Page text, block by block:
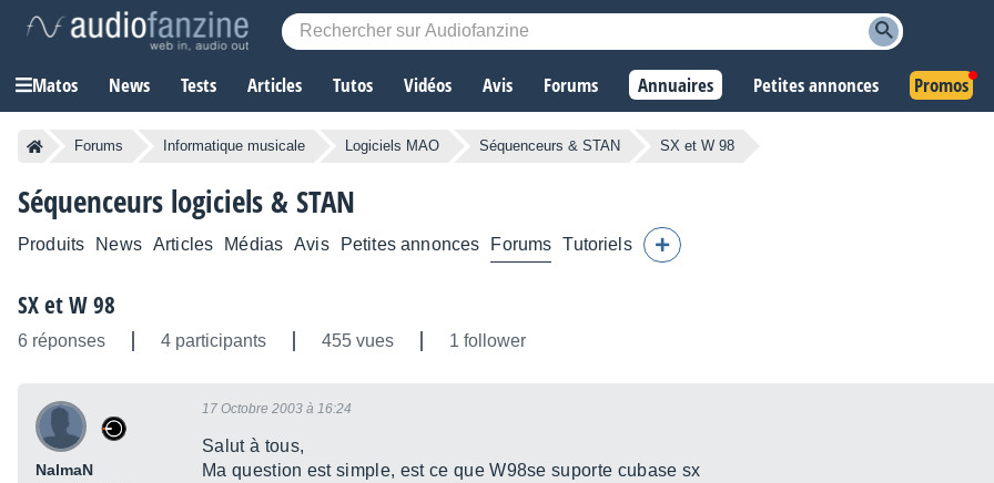
Matos News Tests Articles Tutos Vidéos Avis Forums Annuaires Petites annonces Promos
Forums Informatique musicale Logiciels MAO Séquenceurs & STAN SX et W 98
Séquenceurs logiciels & STAN
Produits News Articles Médias Avis Petites annonces Forums Tutoriels
SX et W 98
6 réponses 4 participants 455 vues 1 follower
NalmaN
17 Octobre 2003 à 16:24
Salut à tous,
Ma question est simple, est ce que W98se suporte cubase sx